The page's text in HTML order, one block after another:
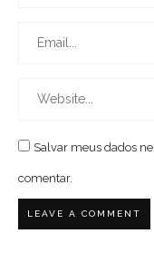
Salvar meus dados
comentar.